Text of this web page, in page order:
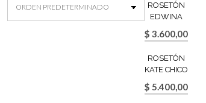
ROSETÓN
EDWINA
$ 3.600,00
ROSETÓN
KATE CHICO
$ 5.400,00